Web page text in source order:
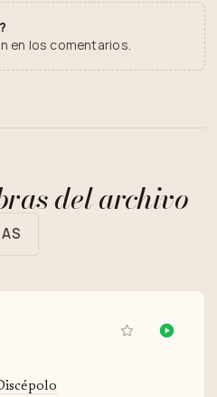
en los comentarios.
del archivo